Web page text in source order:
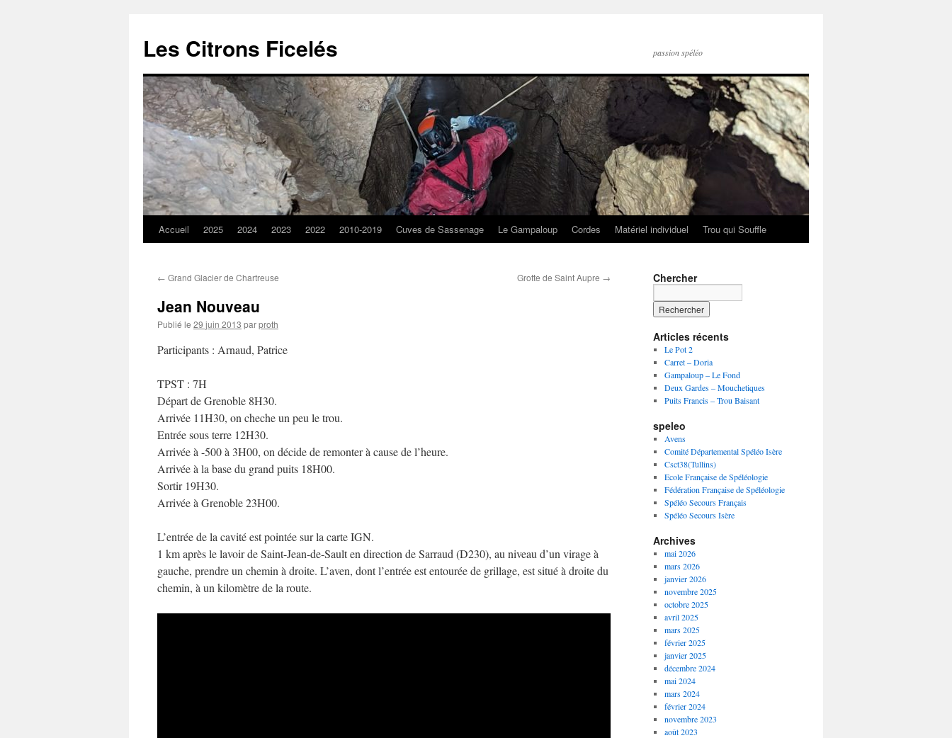
contenu
Les Citrons Ficelés passion spéléo
Accueil 2025 2024 2023 2022 2010-2019 Cuves de Sassenage Le Gampaloup Cordes Matériel individuel Trou qui Souffle
← Grand Glacier de Chartreuse Grotte de Saint Aupre →
Jean Nouveau
Publié le 29 juin 2013 parproth
Participants : Arnaud, Patrice
TPST : 7H
Départ de Grenoble 8H30.
Arrivée 11H30, on cheche un peu le trou.
Entrée sous terre 12H30.
Arrivée à -500 à 3H00, on décide de remonter à cause de l’heure.
Arrivée à la base du grand puits 18H00.
Sortir 19H30.
Arrivée à Grenoble 23H00.
L’entrée de la cavité est pointée sur la carte IGN.
1 km après le lavoir de Saint-Jean-de-Sault en direction de Sarraud (D230), au niveau d’un virage à
gauche, prendre un chemin à droite. L’aven, dont l’entrée est entourée de grillage, est situé à droite du
chemin, à un kilomètre de la route.
Chercher
Articles récents
Le Pot 2
Carret – Doria
Gampaloup – Le Fond
Deux Gardes – Mouchetiques
Puits Francis – Trou Baisant
speleo
Avens
Comité Départemental Spéléo Isère
Csct38(Tullins)
Ecole Française de Spéléologie
Fédération Française de Spéléologie
Spéléo Secours Français
Spéléo Secours Isère
Archives
mai 2026
mars 2026
janvier 2026
novembre 2025
octobre 2025
avril 2025
mars 2025
février 2025
janvier 2025
décembre 2024
mai 2024
mars 2024
février 2024
novembre 2023
août 2023